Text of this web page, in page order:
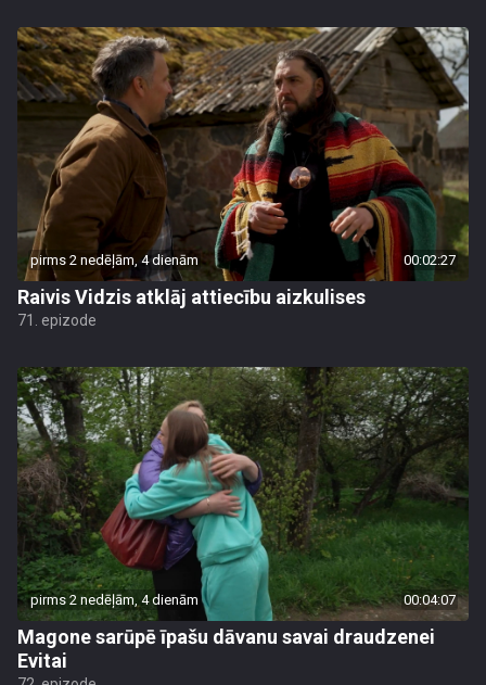
pirms 2 nedēļām, 4 dienām 00:02:27
Raivis Vidzis atklāj attiecību aizkulises
71. epizode
pirms 2 nedēļām, 4 dienām 00:04:07
Magone sarūpē īpašu dāvanu savai draudzenei
Evitai